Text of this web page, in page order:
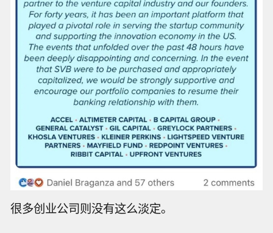
很多创业公司则没有这么淡定。